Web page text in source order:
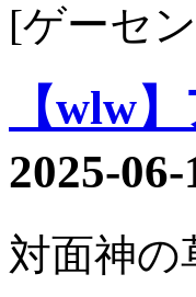
[ゲーセ
【wlw
2025-
対面神の